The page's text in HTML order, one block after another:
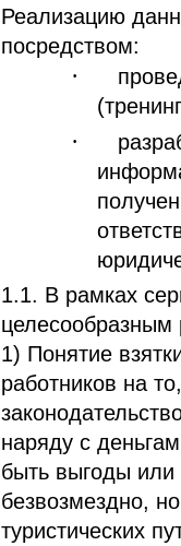
Реализацию
посредством:
·
·
1.1. В рамках
1) Понятие
работников на
наряду с
быть выгоды или
безвозмездно,
туристических